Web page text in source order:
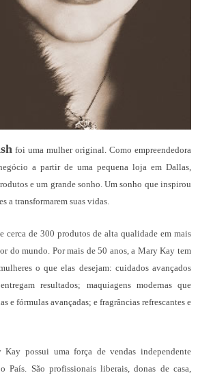
foi uma mulher original. Como empreendedora
a partir de uma pequena loja em Dallas,
e um grande sonho. Um sonho que inspirou
a transformarem suas vidas.
cerca de 300 produtos de alta qualidade em mais
do mundo. Por mais de 50 anos, a Mary Kay tem
o que elas desejam: cuidados avançados
resultados; maquiagens modernas que
e fórmulas avançadas; e fragrâncias refrescantes e
possui uma força de vendas independente
País. São profissionais liberais, donas de casa,